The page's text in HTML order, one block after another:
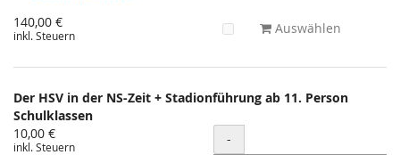
140,00 €
inkl. Steuern Auswählen
Der HSV in der NS-Zeit + Stadionführung ab 11. Person
Schulklassen
10,00 €
inkl. Steuern Menge
-